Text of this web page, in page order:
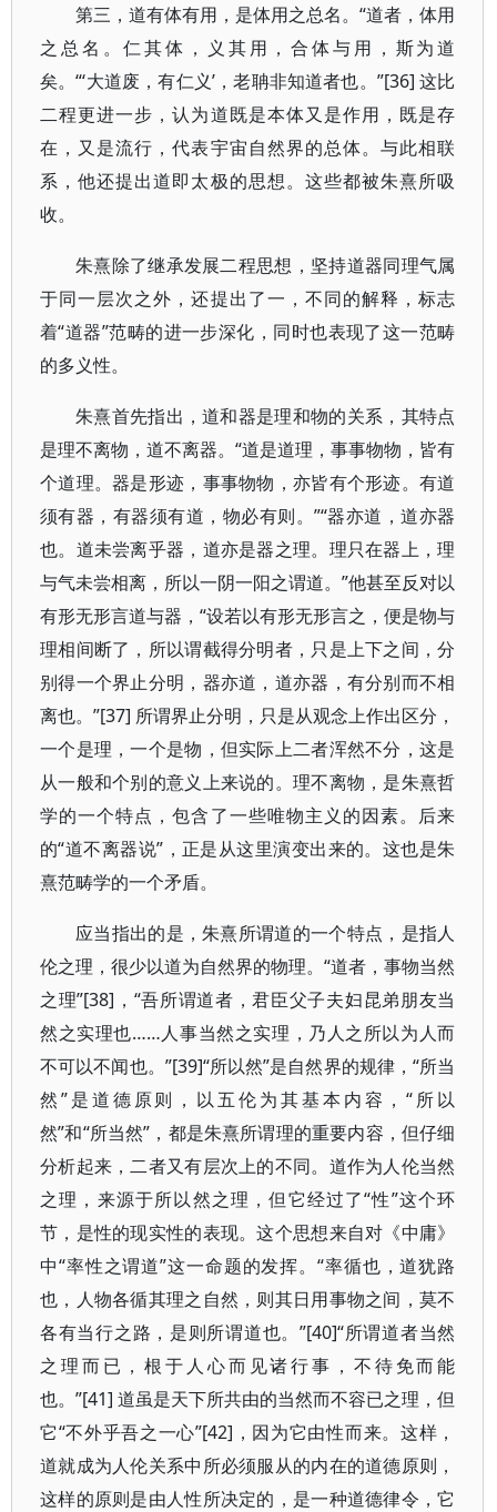
第三，道有体有用，是体用之总名。“道者，体用
之总名。仁其体，义其用，合体与用，斯为道
矣。“‘大道废，有仁义’，老聃非知道者也。”[36] 这比
二程更进一步，认为道既是本体又是作用，既是存
在，又是流行，代表宇宙自然界的总体。与此相联
系，他还提出道即太极的思想。这些都被朱熹所吸
收。
朱熹除了继承发展二程思想，坚持道器同理气属
于同一层次之外，还提出了一，不同的解释，标志
着“道器”范畴的进一步深化，同时也表现了这一范畴
的多义性。
朱熹首先指出，道和器是理和物的关系，其特点
是理不离物，道不离器。“道是道理，事事物物，皆有
个道理。器是形迹，事事物物，亦皆有个形迹。有道
须有器，有器须有道，物必有则。”“器亦道，道亦器
也。道未尝离乎器，道亦是器之理。理只在器上，理
与气未尝相离，所以一阴一阳之谓道。”他甚至反对以
有形无形言道与器，“设若以有形无形言之，便是物与
理相间断了，所以谓截得分明者，只是上下之间，分
别得一个界止分明，器亦道，道亦器，有分别而不相
离也。”[37] 所谓界止分明，只是从观念上作出区分，
一个是理，一个是物，但实际上二者浑然不分，这是
从一般和个别的意义上来说的。理不离物，是朱熹哲
学的一个特点，包含了一些唯物主义的因素。后来
的“道不离器说”，正是从这里演变出来的。这也是朱
熹范畴学的一个矛盾。
应当指出的是，朱熹所谓道的一个特点，是指人
伦之理，很少以道为自然界的物理。“道者，事物当然
之理”[38]，“吾所谓道者，君臣父子夫妇昆弟朋友当
然之实理也……人事当然之实理，乃人之所以为人而
不可以不闻也。”[39]“所以然”是自然界的规律，“所当
然”是道德原则，以五伦为其基本内容，“所以
然”和“所当然”，都是朱熹所谓理的重要内容，但仔细
分析起来，二者又有层次上的不同。道作为人伦当然
之理，来源于所以然之理，但它经过了“性”这个环
节，是性的现实性的表现。这个思想来自对《中庸》
中“率性之谓道”这一命题的发挥。“率循也，道犹路
也，人物各循其理之自然，则其日用事物之间，莫不
各有当行之路，是则所谓道也。”[40]“所谓道者当然
之理而已，根于人心而见诸行事，不待免而能
也。”[41] 道虽是天下所共由的当然而不容已之理，但
它“不外乎吾之一心”[42]，因为它由性而来。这样，
道就成为人伦关系中所必须服从的内在的道德原则，
这样的原则是由人性所决定的，是一种道德律令，它